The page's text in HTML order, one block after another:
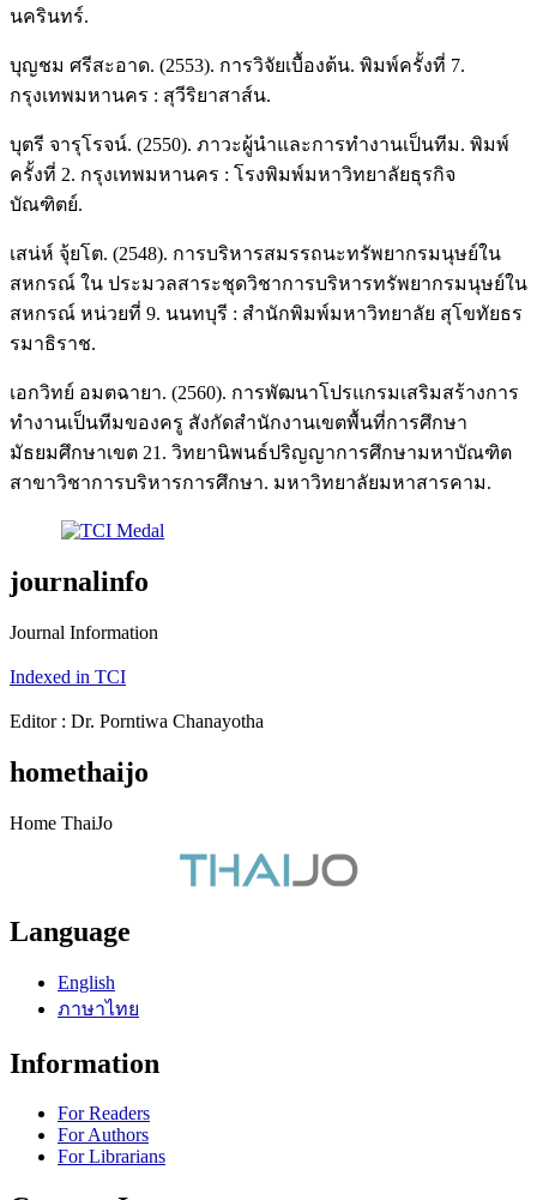
นครินทร์.
บุญชม ศรีสะอาด. (2553). การวิจัยเบื้องต้น. พิมพ์ครั้งที่ 7.
กรุงเทพมหานคร : สุวีริยาสาส์น.
บุตรี จารุโรจน์. (2550). ภาวะผู้นำและการทำงานเป็นทีม. พิมพ์
ครั้งที่ 2. กรุงเทพมหานคร : โรงพิมพ์มหาวิทยาลัยธุรกิจ
บัณฑิตย์.
เสน่ห์ จุ้ยโต. (2548). การบริหารสมรรถนะทรัพยากรมนุษย์ใน
สหกรณ์ ใน ประมวลสาระชุดวิชาการบริหารทรัพยากรมนุษย์ใน
สหกรณ์ หน่วยที่ 9. นนทบุรี : สำนักพิมพ์มหาวิทยาลัย สุโขทัยธร
รมาธิราช.
เอกวิทย์ อมตฉายา. (2560). การพัฒนาโปรแกรมเสริมสร้างการ
ทำงานเป็นทีมของครู สังกัดสำนักงานเขตพื้นที่การศึกษา
มัธยมศึกษาเขต 21. วิทยานิพนธ์ปริญญาการศึกษามหาบัณฑิต
สาขาวิชาการบริหารการศึกษา. มหาวิทยาลัยมหาสารคาม.
journalinfo
Journal Information
Indexed in TCI
Editor : Dr. Porntiwa Chanayotha
homethaijo
Home ThaiJo
Language
English
ภาษาไทย
Information
For Readers
For Authors
For Librarians